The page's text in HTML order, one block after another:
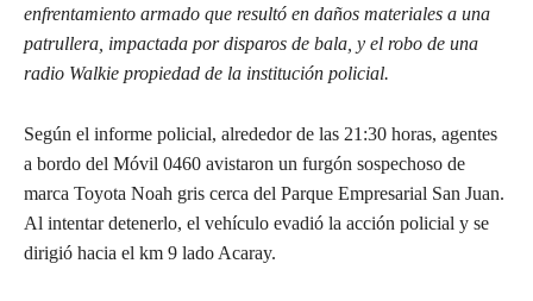
enfrentamiento armado que resultó en daños materiales a una
patrullera, impactada por disparos de bala, y el robo de una
radio Walkie propiedad de la institución policial.
Según el informe policial, alrededor de las 21:30 horas, agentes
a bordo del Móvil 0460 avistaron un furgón sospechoso de
marca Toyota Noah gris cerca del Parque Empresarial San Juan.
Al intentar detenerlo, el vehículo evadió la acción policial y se
dirigió hacia el km 9 lado Acaray.